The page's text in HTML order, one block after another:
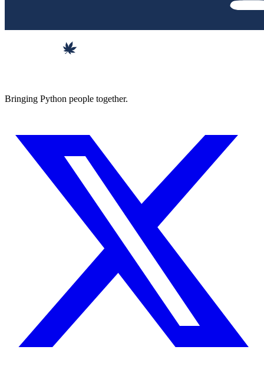
Bringing Python people together.